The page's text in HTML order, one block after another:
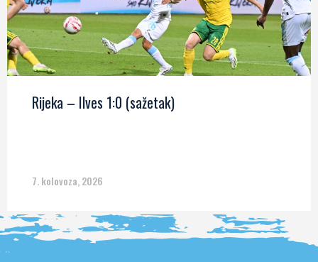
Rijeka – Ilves 1:0 (sažetak)
7. kolovoza, 2026